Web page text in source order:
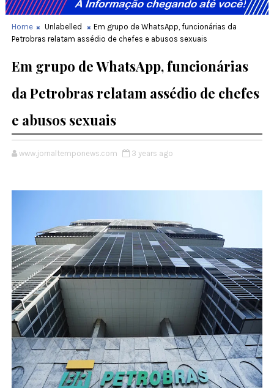
Home Unlabelled
Em grupo de WhatsApp, funcionárias da
Petrobras relatam assédio de chefes e abusos sexuais
Em grupo de WhatsApp, funcionárias
da Petrobras relatam assédio de chefes
e abusos sexuais
www.jornaltemponews.com 3 years ago